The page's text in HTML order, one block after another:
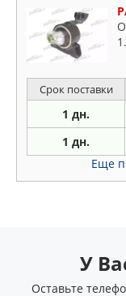
Срок поставки
1 дн.
1 дн.
Еще
У
Оставьте